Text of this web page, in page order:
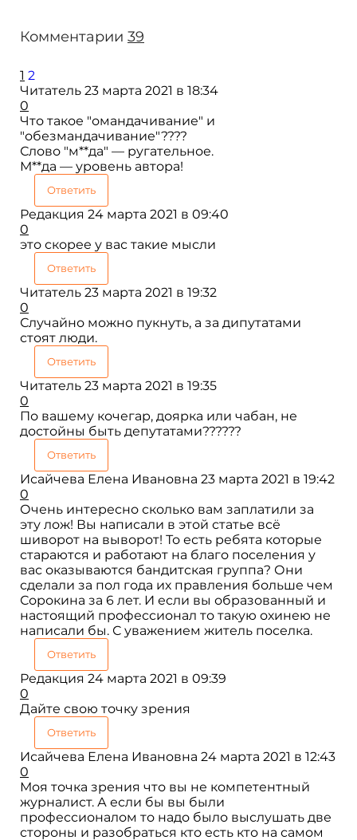
Комментарии 39
1 2
Читатель 23 марта 2021 в 18:34
0
Что такое "омандачивание" и
"обезмандачивание"????
Слово "м**да" — ругательное.
М**да — уровень автора!
Ответить
Редакция 24 марта 2021 в 09:40
0
это скорее у вас такие мысли
Ответить
Читатель 23 марта 2021 в 19:32
0
Случайно можно пукнуть, а за дипутатами
стоят люди.
Ответить
Читатель 23 марта 2021 в 19:35
0
По вашему кочегар, доярка или чабан, не
достойны быть депутатами??????
Ответить
Исайчева Елена Ивановна 23 марта 2021 в 19:42
0
Очень интересно сколько вам заплатили за
эту лож! Вы написали в этой статье всё
шиворот на выворот! То есть ребята которые
стараются и работают на благо поселения у
вас оказываются бандитская группа? Они
сделали за пол года их правления больше чем
Сорокина за 6 лет. И если вы образованный и
настоящий профессионал то такую охинею не
написали бы. С уважением житель поселка.
Ответить
Редакция 24 марта 2021 в 09:39
0
Дайте свою точку зрения
Ответить
Исайчева Елена Ивановна 24 марта 2021 в 12:43
0
Моя точка зрения что вы не компетентный
журналист. А если бы вы были
профессионалом то надо было выслушать две
стороны и разобраться кто есть кто на самом